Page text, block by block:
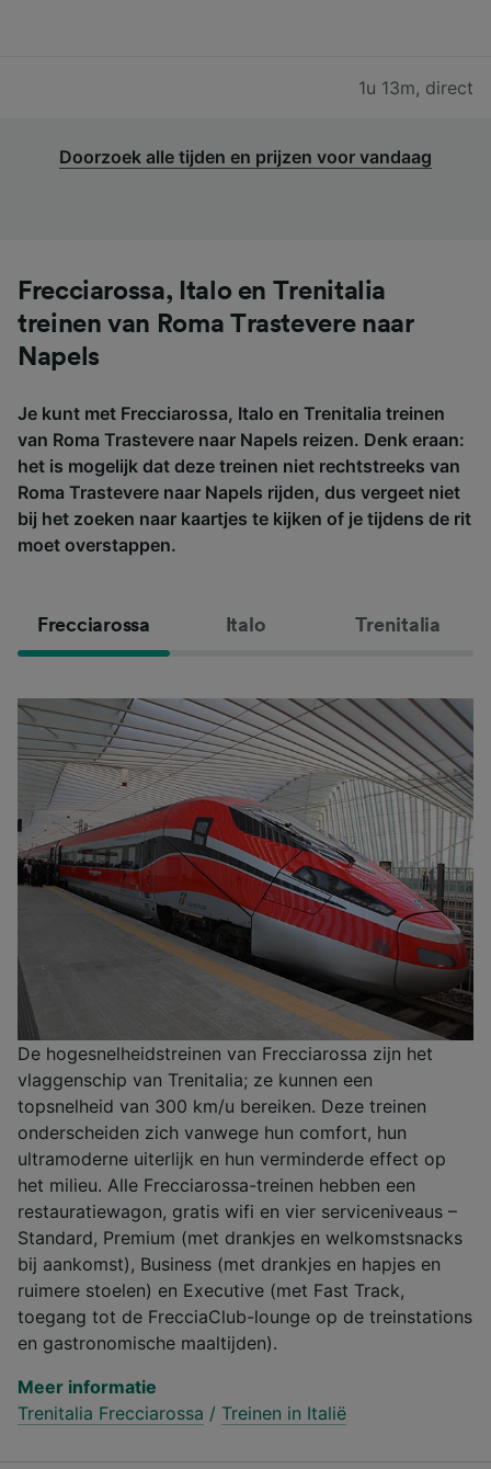
1u 13m, direct
Doorzoek alle tijden en prijzen voor vandaag
Frecciarossa, Italo en Trenitalia
treinen van Roma Trastevere naar
Napels
Je kunt met Frecciarossa, Italo en Trenitalia treinen
van Roma Trastevere naar Napels reizen. Denk eraan:
het is mogelijk dat deze treinen niet rechtstreeks van
Roma Trastevere naar Napels rijden, dus vergeet niet
bij het zoeken naar kaartjes te kijken of je tijdens de rit
moet overstappen.
Frecciarossa Italo Trenitalia
De hogesnelheidstreinen van Frecciarossa zijn het
vlaggenschip van Trenitalia; ze kunnen een
topsnelheid van 300 km/u bereiken. Deze treinen
onderscheiden zich vanwege hun comfort, hun
ultramoderne uiterlijk en hun verminderde effect op
het milieu. Alle Frecciarossa-treinen hebben een
restauratiewagon, gratis wifi en vier serviceniveaus –
Standard, Premium (met drankjes en welkomstsnacks
bij aankomst), Business (met drankjes en hapjes en
ruimere stoelen) en Executive (met Fast Track,
toegang tot de FrecciaClub-lounge op de treinstations
en gastronomische maaltijden).
Meer informatie
Trenitalia Frecciarossa / Treinen in Italië